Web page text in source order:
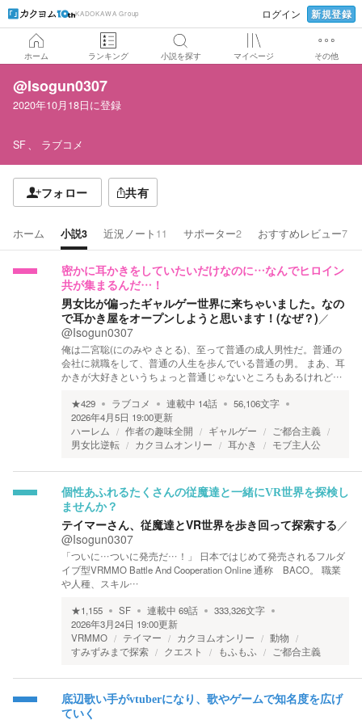
KADOKAWA Group ログイン 新規登録
ホーム ランキング 小説を探す マイページ その他
@Isogun0307
2020年10月18日に登録
SF ラブコメ
フォロー 共有
ホーム 小説3 近況ノート 11 サポーター2 おすすめレビュー7
密かに耳かきをしていたいだけなのに…なんでヒロイン
共が集まるんだ…！
男女比が偏ったギャルゲー世界に来ちゃいました。なの
で耳かき屋をオープンしようと思います！(なぜ？)／
@Isogun0307
俺は二宮聡(にのみや さとる)、至って普通の成人男性だ。普通の
会社に就職をして、普通の人生を歩んでいる普通の男。 まあ、耳
かきが大好きというちょっと普通じゃないところもあるけれど…
★429 ラブコメ 連載中 14話 56,106文字
2026年4月5日 19:00更新
ハーレム
作者の趣味全開 ギャルゲー
ご都合主義
男女比逆転
カクヨムオンリー 耳かき モブ主人公
個性あふれるたくさんの従魔達と一緒にVR世界を探検し
ませんか？
テイマーさん、従魔達とVR世界を歩き回って探索する／
@Isogun0307
「ついに…ついに発売だ…！」 日本ではじめて発売されるフルダ
イブ型VRMMO Battle And Cooperation Online 通称 BACO。 職業
や人種、スキル…
★1,155 SF 連載中 69話 333,326文字
2026年3月24日 19:00更新
VRMMO
テイマー カクヨムオンリー
動物
すみずみまで探索
クエスト もふもふ ご都合主義
底辺歌い手がvtuberになり、歌やゲームで知名度を広げ
ていく